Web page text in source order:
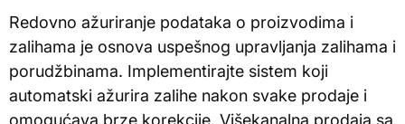
Redovno ažuriranje podataka o proizvodima i
zalihama je osnova uspešnog upravljanja zalihama i
porudžbinama. Implementirajte sistem koji
automatski ažurira zalihe nakon svake prodaje i
omogućava brze korekcije. Višekanalna prodaja sa